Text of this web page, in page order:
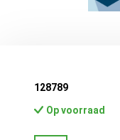
128789
Op voorraad